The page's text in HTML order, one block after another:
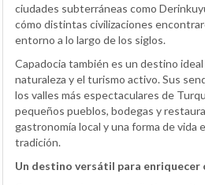
ciudades subterráneas como
cómo distintas civilizaciones
entorno a lo largo de los siglos.
Capadocia también es un destino
naturaleza y el turismo activo. Sus
los valles más espectaculares de
pequeños pueblos, bodegas y
gastronomía local y una forma de vida
tradición.
Un destino versátil para